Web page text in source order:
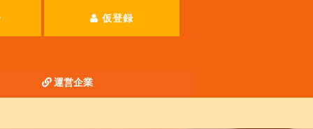
仮登録
運営企業